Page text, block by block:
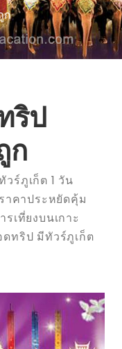
ก
ริป
ก
วร์ภูเก็ต 1 วัน
าคาประหยัดคุ้ม
เที่ยงบนเกาะ
ทริป มีทัวร์ภูเก็ต